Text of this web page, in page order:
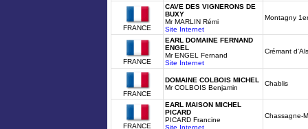
FRANCE
CAVE DES VIGNERONS DE
BUXY
Mr MARLIN Rémi
Site Internet
Montagny
FRANCE
EARL DOMAINE FERNAND
ENGEL
Mr ENGEL Fernand
Site Internet
Crémant
FRANCE
DOMAINE COLBOIS MICHEL
Mr COLBOIS Benjamin
Chablis
FRANCE
EARL MAISON MICHEL
PICARD
PICARD Francine
Site Internet
Chassagne-